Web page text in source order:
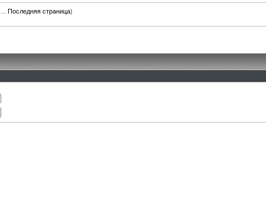
Последняя страница)